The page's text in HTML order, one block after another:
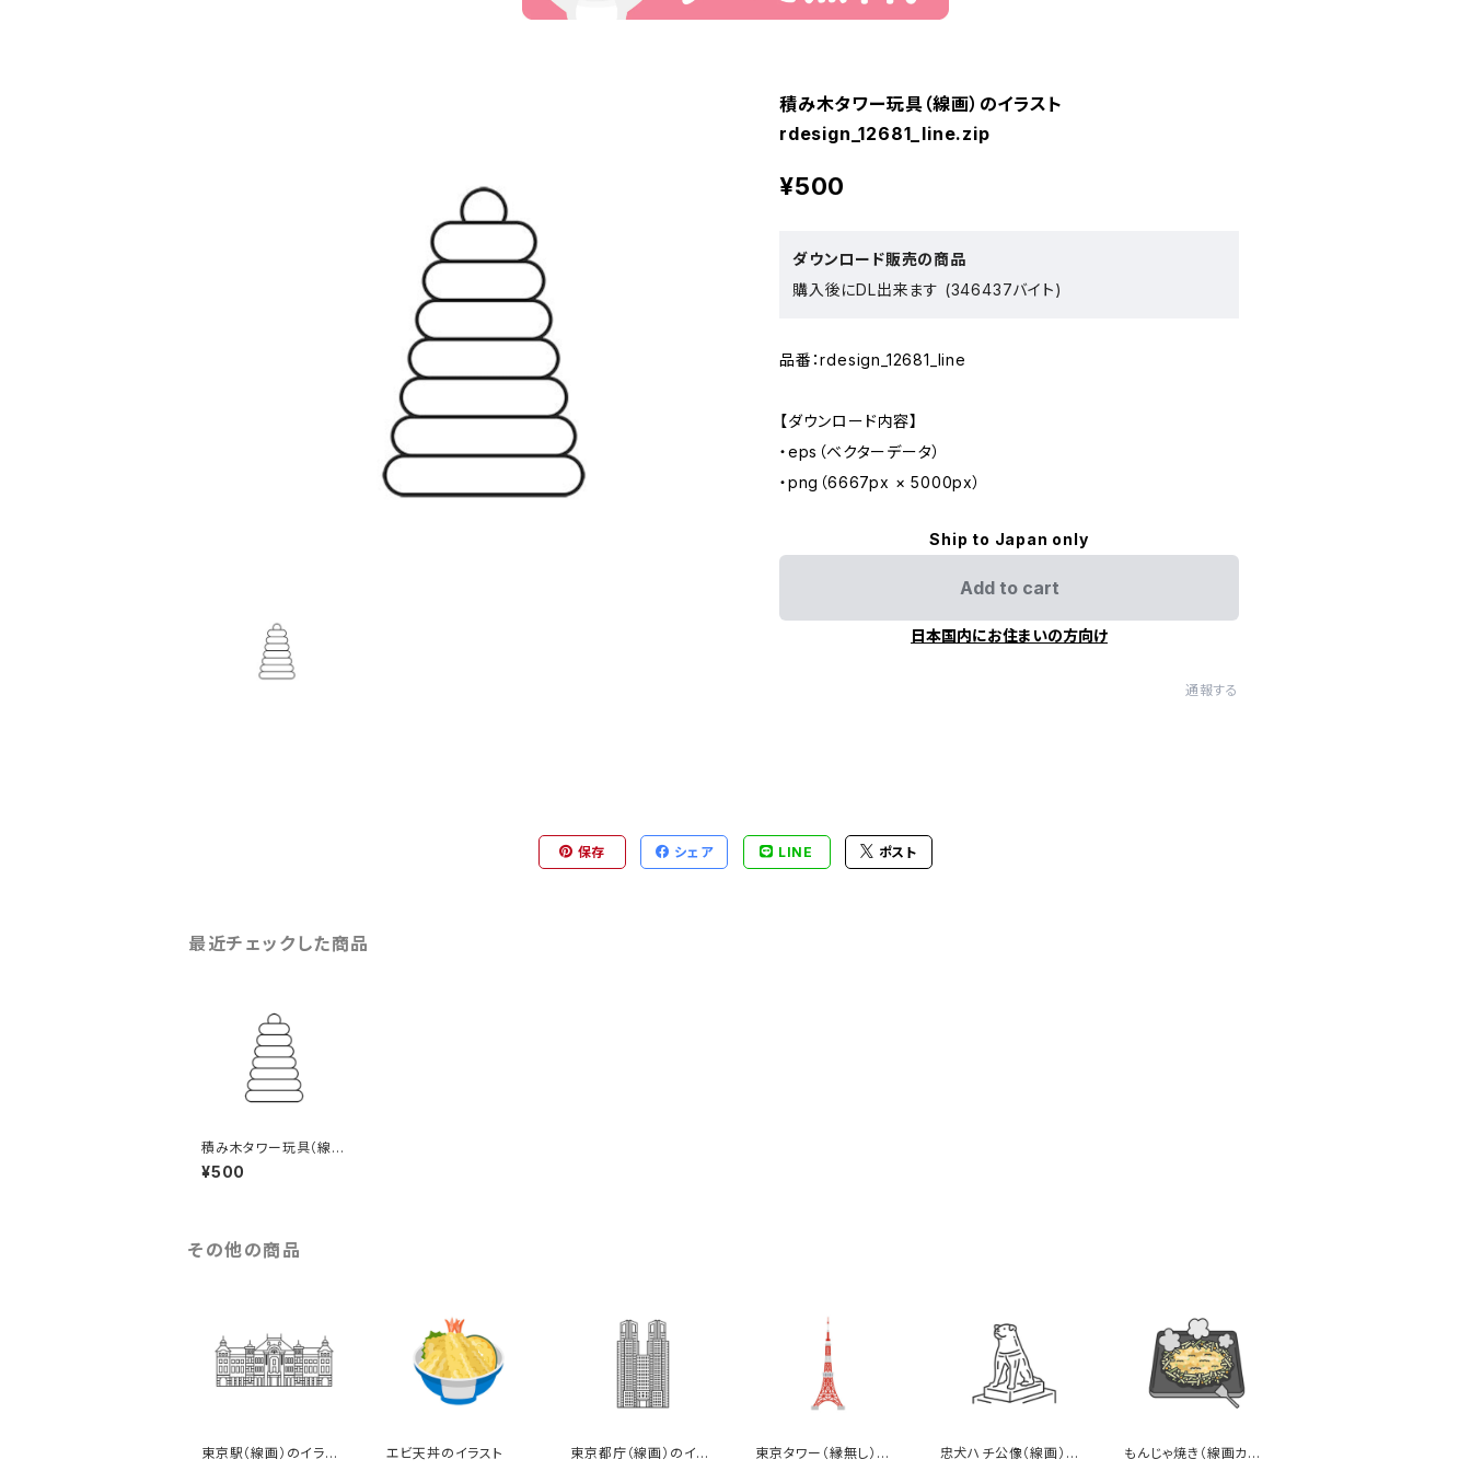
積み木タワー玩具（線画）のイラスト
rdesign_12681_line.zip
¥500
ダウンロード販売の商品
購入後にDL出来ます (346437バイト)
品番：rdesign_12681_line
【ダウンロード内容】
・eps（ベクターデータ）
・png（6667px × 5000px）
Ship to Japan only
Add to cart
日本国内にお住まいの方向け
通報する
保存 シェア LINE ポスト
最近チェックした商品
積み木タワー玩具（線
画）のイラスト
¥500
その他の商品
東京駅（線画）のイラス
エビ天丼のイラスト
東京都庁（線画）のイラ
東京タワー（縁無し）の
忠犬ハチ公像（線画）の
もんじゃ焼き（線画カラ